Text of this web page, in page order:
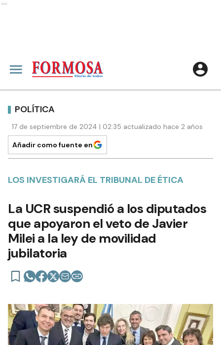
Ads
POLÍTICA
17 de septiembre de 2024 | 02:35 actualizado hace 2 años
Añadir como fuente en
LOS INVESTIGARÁ EL TRIBUNAL DE ÉTICA
La UCR suspendió a los diputados
que apoyaron el veto de Javier
Milei a la ley de movilidad
jubilatoria